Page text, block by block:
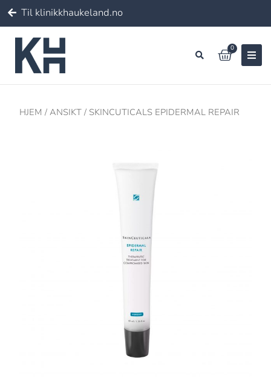
Til klinikkhaukeland.no
0
HJEM /ANSIKT / SKINCUTICALS EPIDERMAL REPAIR